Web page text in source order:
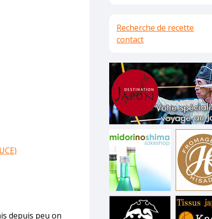
depuis peu on
Recherche de recette
contact